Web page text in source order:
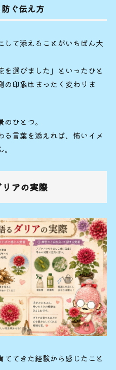
ぐ伝え方
して添えることがいちばん大
を選びました」といったひと
の印象はまったく変わりま
ひとつ。
言葉を添えれば、怖いイメ
アの実際
ててきた経験から感じたこと